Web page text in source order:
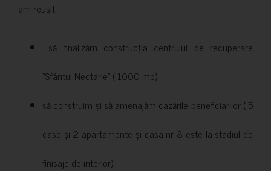
am reușit:
să finalizăm construcția centrului de recuperare
”Sfântul Nectarie” ( 1000 mp);
să construim și să amenajăm cazările beneficiarilor ( 5
case și 2 apartamente și casa nr 8 este la stadiul de
finisaje de interior);